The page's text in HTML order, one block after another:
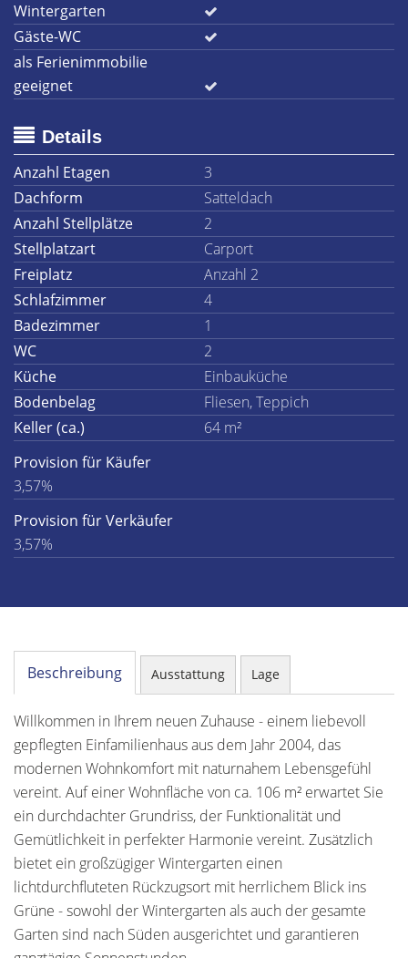
Wintergarten
Gäste-WC
als Ferienimmobilie
geeignet
Details
Anzahl Etagen
3
Dachform
Satteldach
Anzahl Stellplätze
2
Stellplatzart
Carport
Freiplatz
Anzahl 2
Schlafzimmer
4
Badezimmer
1
WC
2
Küche
Einbauküche
Bodenbelag
Fliesen, Teppich
Keller (ca.)
64 m²
Provision für Käufer
3,57%
Provision für Verkäufer
3,57%
Beschreibung Ausstattung Lage
Willkommen in Ihrem neuen Zuhause - einem liebevoll
gepflegten Einfamilienhaus aus dem Jahr 2004, das
modernen Wohnkomfort mit naturnahem Lebensgefühl
vereint. Auf einer Wohnfläche von ca. 106 m² erwartet Sie
ein durchdachter Grundriss, der Funktionalität und
Gemütlichkeit in perfekter Harmonie vereint. Zusätzlich
bietet ein großzügiger Wintergarten einen
lichtdurchfluteten Rückzugsort mit herrlichem Blick ins
Grüne - sowohl der Wintergarten als auch der gesamte
Garten sind nach Süden ausgerichtet und garantieren